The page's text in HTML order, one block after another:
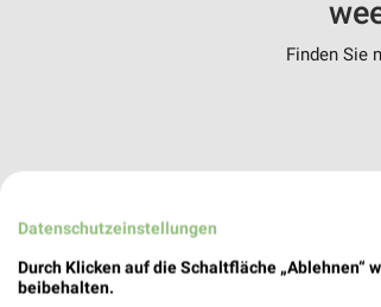
Finden Sie
Datenschutzeinstellungen
Durch Klicken auf die Schaltfläche
beibehalten.